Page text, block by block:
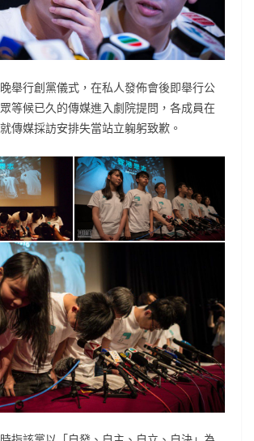
晚舉行創黨儀式，在私人發佈會後即舉行公
等候已久的傳媒進入劇院提問，各成員在
傳媒採訪安排失當站立躹躬致歉。